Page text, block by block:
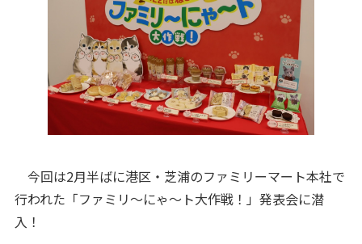
今回は2月半ばに港区・芝浦のファミリーマート本社で
行われた「ファミリ～にゃ～ト大作戦！」発表会に潜
入！